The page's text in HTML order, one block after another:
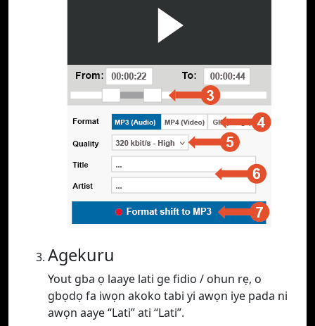
Agekuru
Yout gba ọ laaye lati ge fidio / ohun rẹ, o
gbọdọ fa iwọn akoko tabi yi awọn iye pada ni
awọn aaye “Lati” ati “Lati”.